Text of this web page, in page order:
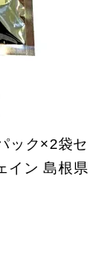
ック×2袋セ
イン 島根県